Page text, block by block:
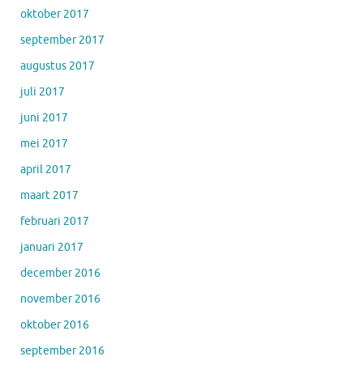
oktober 2017
september 2017
augustus 2017
juli 2017
juni 2017
mei 2017
april 2017
maart 2017
februari 2017
januari 2017
december 2016
november 2016
oktober 2016
september 2016